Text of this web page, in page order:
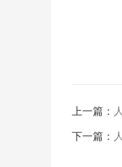
上一篇：
下一篇：